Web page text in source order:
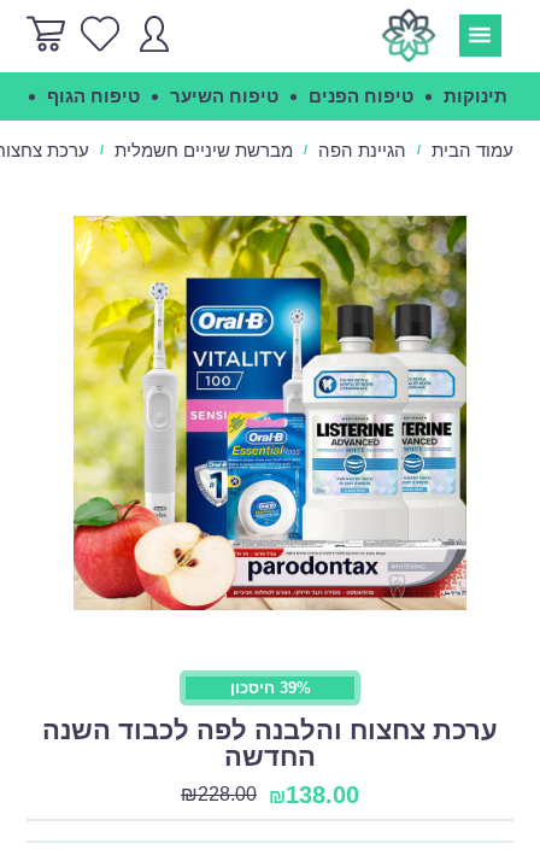
תינוקות טיפוח הפנים טיפוח השיער טיפוח הגוף
עמוד הבית / הגיינת הפה / מברשת שיניים חשמלית / ערכת
39% חיסכון
ערכת צחצוח והלבנה לפה לכבוד השנה
החדשה
₪138.00
₪228.00